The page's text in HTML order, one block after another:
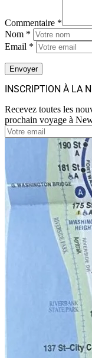
Commentaire *
Nom *
Email *
INSCRIPTION À LA
Recevez toutes les
prochain voyage à